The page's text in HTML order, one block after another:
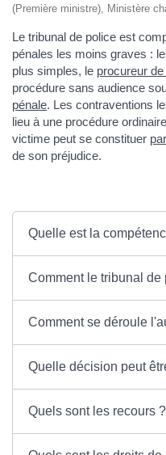
(Première ministre), Ministère
Le tribunal de police est
pénales les moins graves :
plus simples, le procureur
procédure sans audience
pénale. Les contraventions
lieu à une procédure
victime peut se constituer
de son préjudice.
Quelle est la
Comment le tribunal
Comment se déroule
Quelle décision peut
Quels sont les recours ?